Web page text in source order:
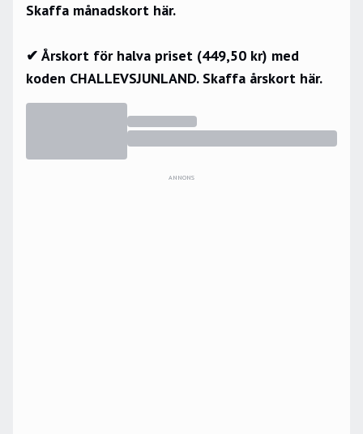
Skaffa månadskort här.
✔ Årskort för halva priset (449,50 kr) med
koden CHALLEVSJUNLAND. Skaffa årskort här.
ANNONS